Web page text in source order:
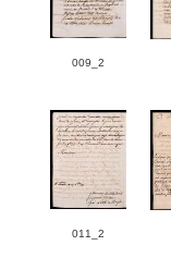
009_2
011_2